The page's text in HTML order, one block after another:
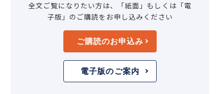
全文ご覧になりたい方は、「紙面」もしくは「電
子版」のご購読をお申し込みください
ご購読のお申込み
電子版のご案内